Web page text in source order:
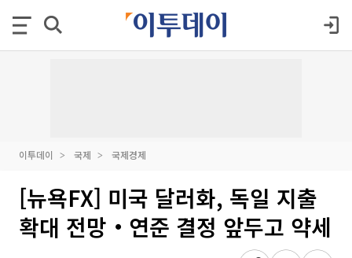
이투데이 국제 국제경제
[뉴욕FX] 미국 달러화, 독일 지출
확대 전망‧연준 결정 앞두고 약세